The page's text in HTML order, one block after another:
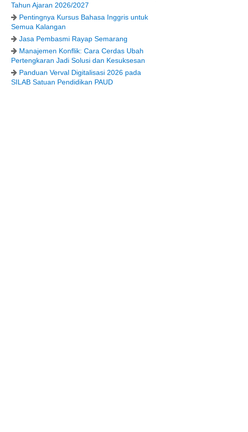
Tahun Ajaran 2026/2027
Pentingnya Kursus Bahasa Inggris untuk
Semua Kalangan
Jasa Pembasmi Rayap Semarang
Manajemen Konflik: Cara Cerdas Ubah
Pertengkaran Jadi Solusi dan Kesuksesan
Panduan Verval Digitalisasi 2026 pada
SILAB Satuan Pendidikan PAUD